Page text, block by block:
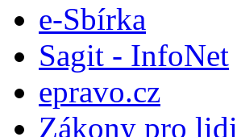
e-Sbírka
Sagit - InfoNet
epravo.cz
Zákony pro lidi